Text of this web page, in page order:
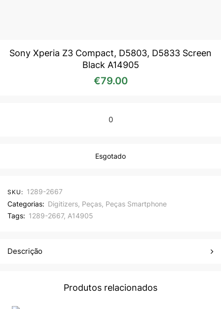
Sony Xperia Z3 Compact, D5803, D5833 Screen
Black A14905
€79.00
0
Esgotado
SKU: 1289-2667
Categorias: Digitizers, Peças, Peças Smartphone
Tags: 1289-2667, A14905
Descrição
Produtos relacionados